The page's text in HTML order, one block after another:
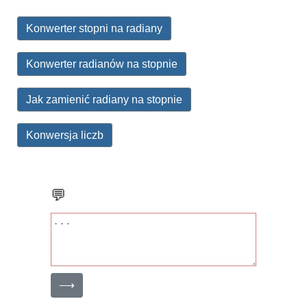
Konwerter stopni na radiany
Konwerter radianów na stopnie
Jak zamienić radiany na stopnie
Konwersja liczb
💬
⟶